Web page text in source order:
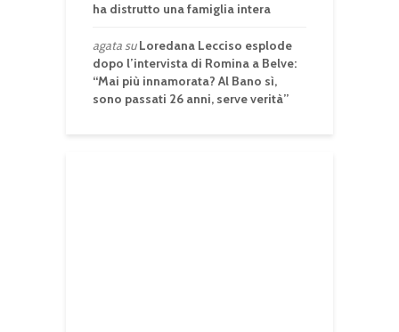
ha distrutto una famiglia intera
agatasuLoredana Lecciso esplode
dopo l’intervista di Romina a Belve:
“Mai più innamorata? Al Bano sì,
sono passati 26 anni, serve verità”